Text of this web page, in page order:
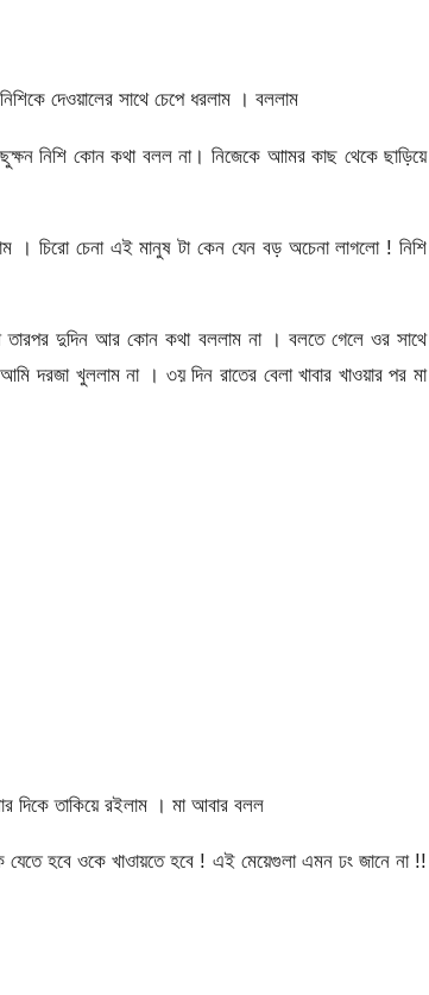
দেওয়ালের সাথে চেপে ধরলাম । বললাম
নিশি কোন কথা বলল না। নিজেকে আামর কাছ থেকে ছাড়িয়ে
চিরো চেনা এই মানুষ টা কেন যেন বড় অচেনা লাগলো ! নিশি
দুদিন আর কোন কথা বললাম না । বলতে গেলে ওর সাথে
খুললাম না । ৩য় দিন রাতের বেলা খাবার খাওয়ার পর মা
দিকে তাকিয়ে রইলাম । মা আবার বলল
হবে ওকে খাওায়তে হবে ! এই মেয়েগুলা এমন ঢং জানে না !!